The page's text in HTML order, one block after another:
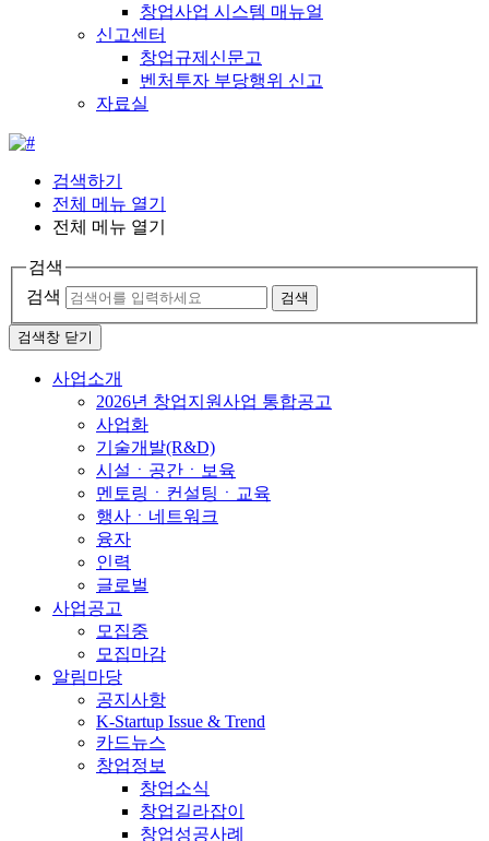
창업사업 시스템 매뉴얼
신고센터
창업규제신문고
벤처투자 부당행위 신고
자료실
검색하기
전체 메뉴 열기
전체 메뉴 열기
검색
검색
검색
검색창 닫기
사업소개
2026년 창업지원사업 통합공고
사업화
기술개발(R&D)
시설ㆍ공간ㆍ보육
멘토링ㆍ컨설팅ㆍ교육
행사ㆍ네트워크
융자
인력
글로벌
사업공고
모집중
모집마감
알림마당
공지사항
K-Startup Issue & Trend
카드뉴스
창업정보
창업소식
창업길라잡이
창업성공사례